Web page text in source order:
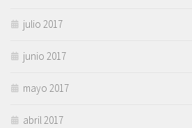
julio 2017
junio 2017
mayo 2017
abril 2017